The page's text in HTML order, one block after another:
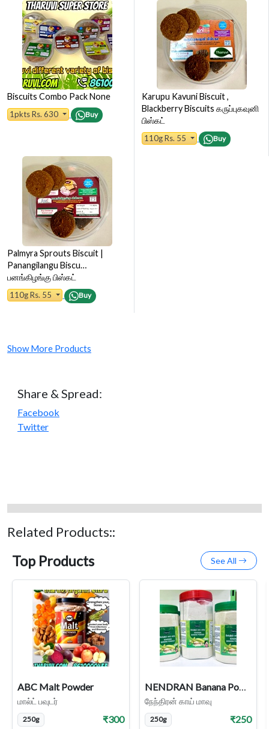
Biscuits Combo Pack None
1pkts Rs. 630 Buy
Karupu Kavuni Biscuit ,
Blackberry Biscuits கருப்புகவுனி
பிஸ்கட்
110g Rs. 55 Buy
Palmyra Sprouts Biscuit |
Panangilangu Biscu…
பனங்கிழங்கு பிஸ்கட்
110g Rs. 55 Buy
Show More Products
Share & Spread:
Facebook
Twitter
Related Products::
Top Products See All
ABC Malt Powder
மால்ட் பவுடர்
250g ₹300
NENDRAN Banana Powder | Raw Banana| Nendran Kai Maavu | Chemical Free
நேந்திரன் காய் மாவு
250g ₹250